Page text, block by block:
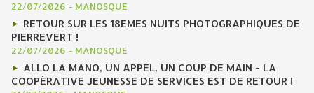
22/07/2026 - MANOSQUE
RETOUR SUR LES 18EMES NUITS PHOTOGRAPHIQUES DE
PIERREVERT !
22/07/2026 - MANOSQUE
ALLO LA MANO, UN APPEL, UN COUP DE MAIN - LA
COOPÉRATIVE JEUNESSE DE SERVICES EST DE RETOUR !